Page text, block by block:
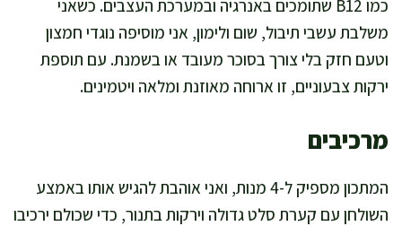
כמו B12 שתומכים באנרגיה ובמערכת העצבים. כשאני
משלבת עשבי תיבול, שום ולימון, אני מוסיפה נוגדי חמצון
וטעם חזק בלי צורך בסוכר מעובד או בשמנת. עם תוספת
ירקות צבעוניים, זו ארוחה מאוזנת ומלאה ויטמינים.
מרכיבים
המתכון מספיק ל-4 מנות, ואני אוהבת להגיש אותו באמצע
השולחן עם קערת סלט גדולה וירקות בתנור, כדי שכולם ירכיבו